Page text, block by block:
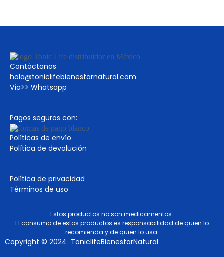
Contáctanos
hola@toniclifebienestarnatural.com
Vía>> Whatsapp
Pagos seguros con:
Políticas de envío
Política de devolución
Política de privacidad
Términos de uso
Estos productos no son medicamentos.
El consumo de estos productos es responsabilidad de quien lo
recomienda y de quien lo usa.
Copyright © 2024 ToniclifeBienestarNatural